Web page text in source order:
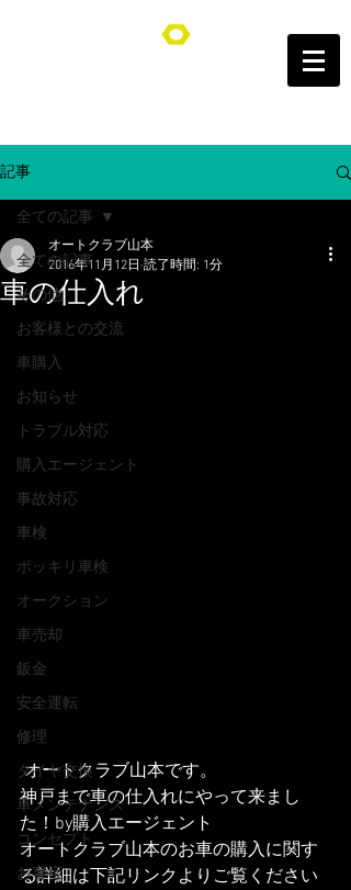
オートクラブ山本/Auto Club YAMAMOTO
記事
全ての記事
その他
お客様との交流
車購入
お知らせ
トラブル対応
購入エージェント
事故対応
車検
ポッキリ車検
オークション
車売却
鈑金
安全運転
修理
タイヤ交換
車メンテナンス
コンセプト
お客様
全ての記事
車の仕入れ
オートクラブ山本
2016年11月12日 読了時間: 1分
オートクラブ山本です。
神戸まで車の仕入れにやって来まし
た！by購入エージェント
オートクラブ山本のお車の購入に関す
る詳細は下記リンクよりご覧ください